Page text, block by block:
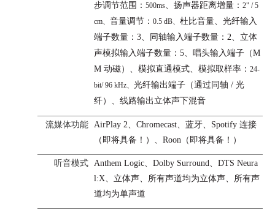
步调节范围： 500ms、 扬声器距离增量： 2" / 5
cm、 音量调节： 0.5 dB、 杜比音量、 光纤输入
端子数量：3、
同轴输入端子数量：2、 立体
声模拟输入端子数量：5、 唱头输入端子（M
M 动磁）、 模拟直通模式、 模拟取样率： 24-
bit/ 96 kHz、 光纤输出端子（通过同轴 / 光
纤）、 线路输出立体声下混音
流媒体功能
AirPlay 2、Chromecast、蓝牙、Spotify 连接
（即将具备！）、Roon（即将具备！）
听音模式
Anthem Logic、Dolby Surround、DTS Neura
l:X、立体声、所有声道均为立体声、所有声
道均为单声道